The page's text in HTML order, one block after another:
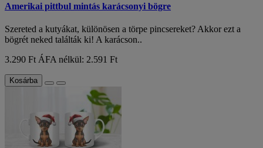
Amerikai pittbul mintás karácsonyi bögre
Szereted a kutyákat, különösen a törpe pincsereket? Akkor ezt a
bögrét neked találták ki! A karácson..
3.290 Ft ÁFA nélkül: 2.591 Ft
Kosárba